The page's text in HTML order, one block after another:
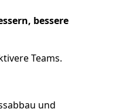
bessere
Teams.
und